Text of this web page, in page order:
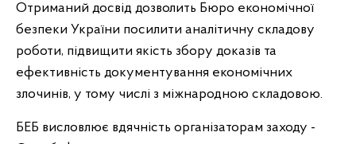
Отриманий досвід дозволить Бюро економічної
безпеки України посилити аналітичну складову
роботи, підвищити якість збору доказів та
ефективність документування економічних
злочинів, у тому числі з міжнародною складовою.
БЕБ висловлює вдячність організаторам заходу -